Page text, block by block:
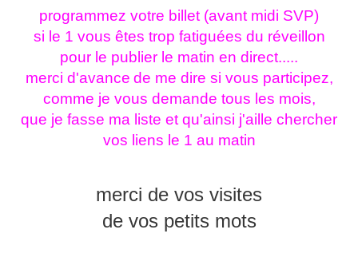
programmez votre billet (avant midi SVP)
si le 1 vous êtes trop fatiguées du réveillon
pour le publier le matin en direct.....
merci d'avance de me dire si vous participez,
comme je vous demande tous les mois,
que je fasse ma liste et qu'ainsi j'aille chercher
vos liens le 1 au matin
merci de vos visites
de vos petits mots